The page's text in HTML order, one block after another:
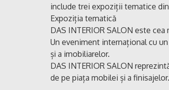
include trei expoziții tematice
Expoziția tematică
DAS INTERIOR SALON este
Un eveniment internațional cu
și a imobiliarelor.
DAS INTERIOR SALON
de pe piața mobilei și a finisajelor.